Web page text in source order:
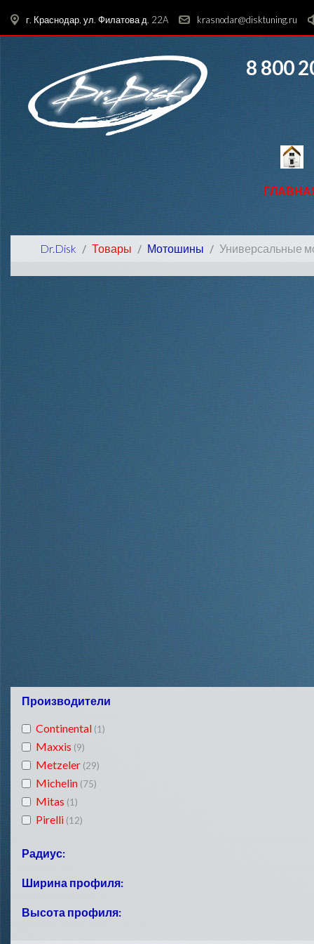
г. Краснодар, ул. Филатова д. 22A krasnodar@disktuning.ru
8 800
Dr.Disk Товары Мотошины Универсальные
Производители
Continental (1)
Maxxis (9)
Metzeler (29)
Michelin (75)
Mitas (1)
Pirelli (12)
Радиус:
R10(52)
R13(22)
Ширина профиля:
80(5)
Высота профиля: